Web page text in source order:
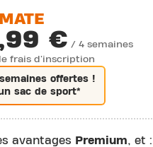
€ / 4 semaines
frais d'inscription
offertes !
sac de sport*
avantages Premium, et :